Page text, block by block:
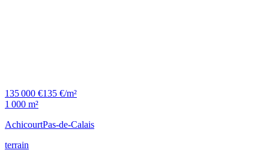
135 000 €135 €/m²
1 000 m²
AchicourtPas-de-Calais
terrain